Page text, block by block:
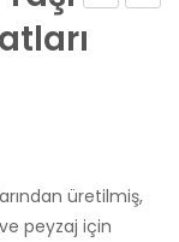
Blok
üretilmiş,
peyzaj için